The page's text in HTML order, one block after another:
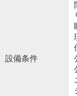
設備条件